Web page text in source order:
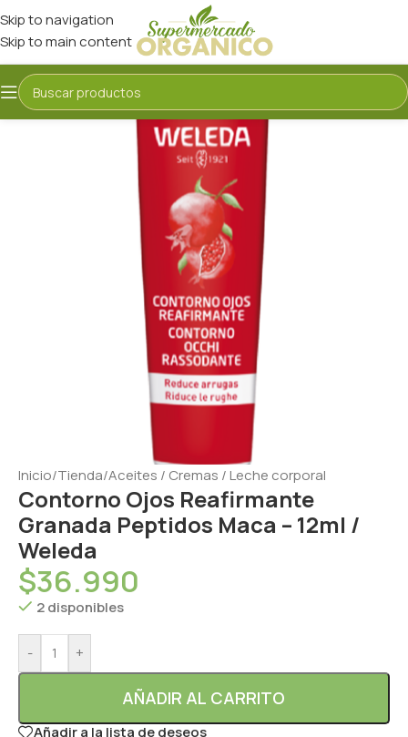
Skip to navigation
Skip to main content
Inicio/Tienda/Aceites / Cremas / Leche corporal
Contorno Ojos Reafirmante
Granada Peptidos Maca – 12ml /
Weleda
$36.990
2 disponibles
- +
AÑADIR AL CARRITO
Añadir a la lista de deseos